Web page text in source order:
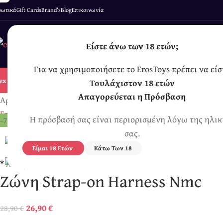
Είστε άνω των 18 ετών;
Για να χρησιμοποιήσετε το ErosToys πρέπει να
Τουλάχιστον 18 ετών
Απαγορεύεται η Πρόσβαση
Η πρόσβασή σας είναι περιορισμένη λόγω της
σας.
Είμαι 18 Ετών Κάτω Των 18
Gift CardsBrand’sBlogΕπικοινωνία
Shop Ομοιώματα
HOT
ΠρωκτικάΛιπαντικάΑνδρικά
MEN’S ONLY
Αρχική σελίδα Για Γυναίκες/Γυναικεία Strap-on/
Ζώνη
Επιστροφή στα προϊόντα
-7%
*Διακριτική Συσκευασία Αποστολής
Ζώνη Strap-on Harness Nmc
28,90€26,90€